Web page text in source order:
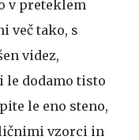
v preteklem
več tako, s
videz,
le dodamo tisto
le eno steno,
vzorci in